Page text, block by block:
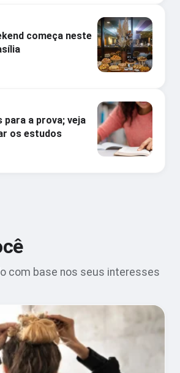
começa neste
para a prova; veja
os estudos
com base nos seus interesses